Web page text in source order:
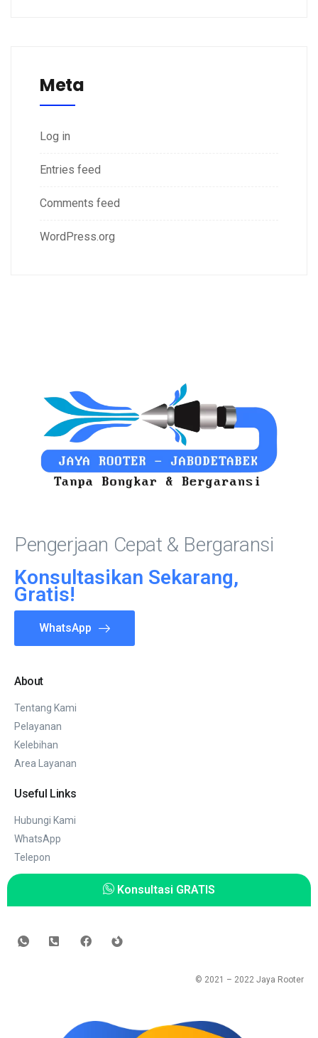
Meta
Log in
Entries feed
Comments feed
WordPress.org
Pengerjaan Cepat & Bergaransi
Konsultasikan Sekarang,
Gratis!
WhatsApp
About
Tentang Kami
Pelayanan
Kelebihan
Area Layanan
Useful Links
Hubungi Kami
WhatsApp
Telepon
Konsultasi GRATIS
© 2021 – 2022 Jaya Rooter